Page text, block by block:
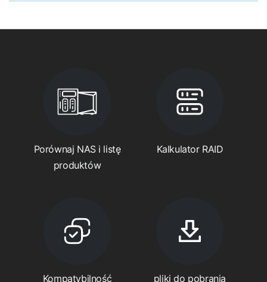
Porównaj NAS i listę
produktów
Kalkulator RAID
Kompatybilność pliki do pobrania